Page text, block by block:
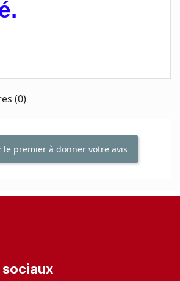
(0)
le premier à donner votre avis
sociaux